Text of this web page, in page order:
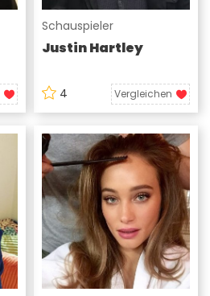
Schauspieler
Justin Hartley
4 Vergleichen